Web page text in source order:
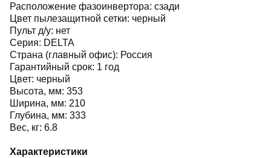
Расположение фазоинвертора: сзади
Цвет пылезащитной сетки: черный
Пульт д/у: нет
Серия: DELTA
Страна (главный офис): Россия
Гарантийный срок: 1 год
Цвет: черный
Высота, мм: 353
Ширина, мм: 210
Глубина, мм: 333
Вес, кг: 6.8
Характеристики